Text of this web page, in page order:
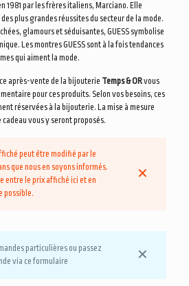
1981 par les frères italiens, Marciano. Elle
plus grandes réussites du secteur de la mode.
glamours et séduisantes, GUESS symbolise
Les montres GUESS sont à la fois tendances
qui aiment la mode.
après-vente de la bijouterie Temps & ORvous
pour ces produits. Selon vos besoins, ces
réservées à la bijouterie. La mise à mesure
vous y seront proposés.
peut être modifié par le
que nous en soyons informés.
entre le prix affiché ici et en
possible.
✕
particulières ou passez
via ce formulaire
✕